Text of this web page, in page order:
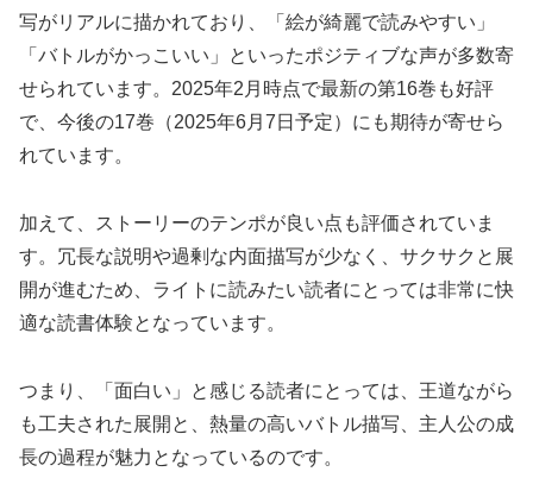
写がリアルに描かれており、「絵が綺麗で読みやすい」
「バトルがかっこいい」といったポジティブな声が多数寄
せられています。2025年2月時点で最新の第16巻も好評
で、今後の17巻（2025年6月7日予定）にも期待が寄せら
れています。
加えて、ストーリーのテンポが良い点も評価されていま
す。冗長な説明や過剰な内面描写が少なく、サクサクと展
開が進むため、ライトに読みたい読者にとっては非常に快
適な読書体験となっています。
つまり、「面白い」と感じる読者にとっては、王道ながら
も工夫された展開と、熱量の高いバトル描写、主人公の成
長の過程が魅力となっているのです。